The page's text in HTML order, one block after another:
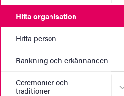
Hitta organisation
Hitta person
Rankning och erkännanden
Ceremonier och
traditioner